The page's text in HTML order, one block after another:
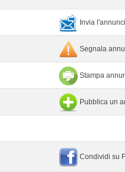
Invia
Segnala
Stampa
Pubblica un
Condividi su